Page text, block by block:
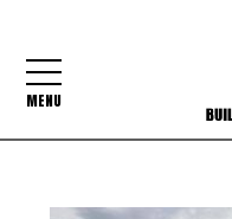
MENU